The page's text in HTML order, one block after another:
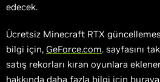
edecek.
Ücretsiz Minecraft RTX
bilgi için, GeForce.com. sayfasını
satış rekorları kıran oyunlara
hakkında daha fazla bilgi için buraya